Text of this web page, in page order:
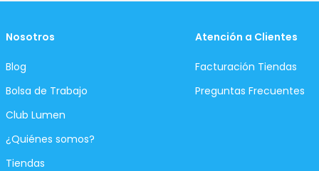
Nosotros
Blog
Bolsa de Trabajo
Club Lumen
¿Quiénes somos?
Tiendas
Atención a Clientes
Facturación Tiendas
Preguntas Frecuentes